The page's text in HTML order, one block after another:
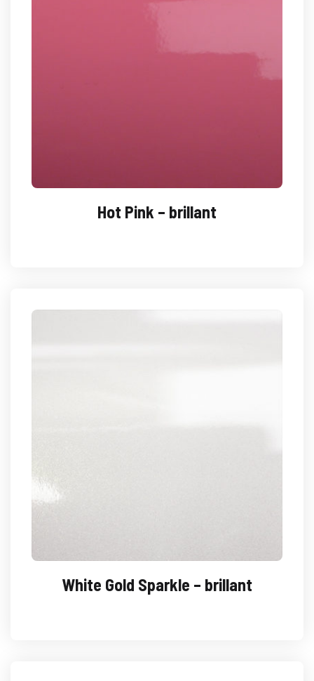
Hot Pink – brillant
White Gold Sparkle – brillant